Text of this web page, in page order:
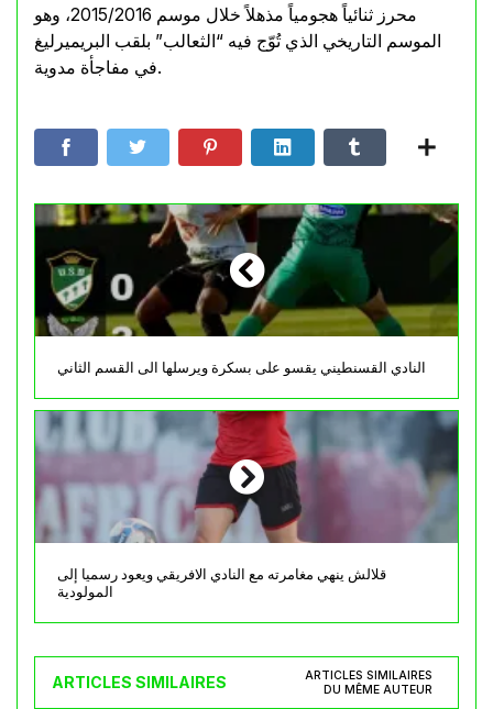
محرز ثنائياً هجومياً مذهلاً خلال موسم 2015/2016، وهو
الموسم التاريخي الذي تُوّج فيه “الثعالب” بلقب البريميرليغ
في مفاجأة مدوية.
النادي القسنطيني يقسو على بسكرة ويرسلها الى القسم الثاني
قلالش ينهي مغامرته مع النادي الافريقي ويعود رسميا إلى
المولودية
ARTICLES SIMILAIRES
ARTICLES SIMILAIRES
DU MÊME AUTEUR